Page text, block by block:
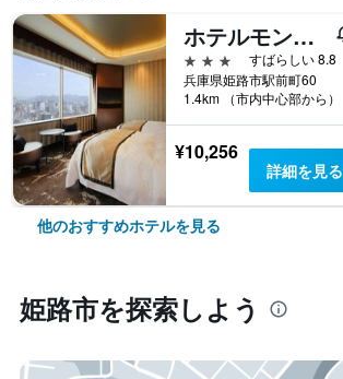
ホテルモントレ姫路
3つ星
すばらしい 8.8
兵庫県姫路市駅前町60
1.4km （市内中心部から）
¥10,256
詳細を見る
他のおすすめホテルを見る
姫路市​を探索しよう